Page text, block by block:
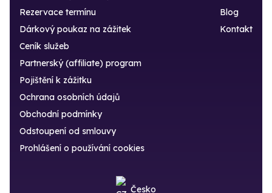
Rezervace termínu
Dárkový poukaz na zážitek
Blog
Kontakt
Ceník služeb
Partnerský (affiliate) program
Pojištění k zážitku
Ochrana osobních údajů
Obchodní podmínky
Odstoupení od smlouvy
Prohlášení o používání cookies
Česko